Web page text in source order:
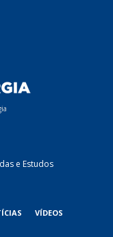
e Estudos
VÍDEOS